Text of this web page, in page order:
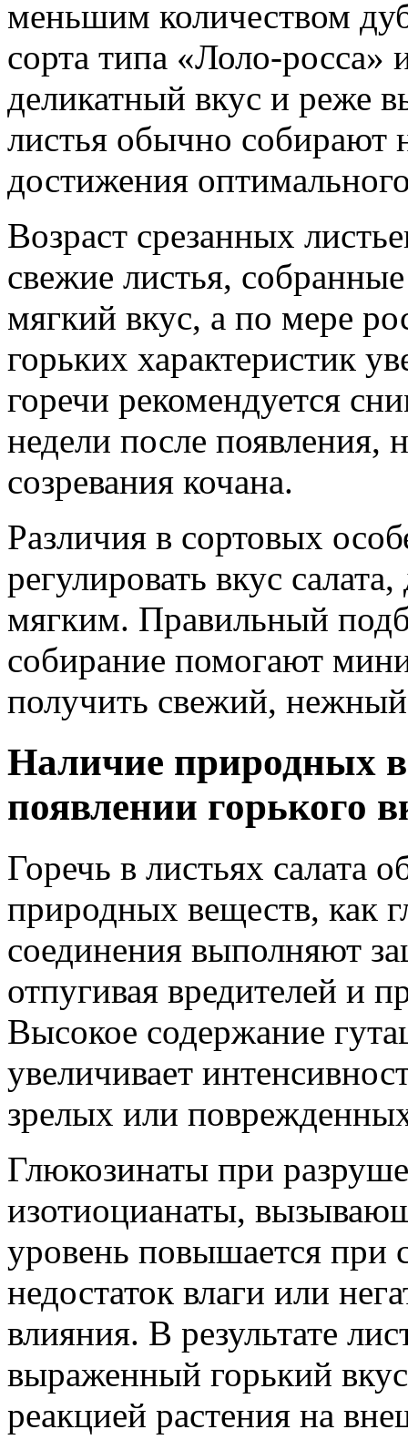
меньшим количеством
сорта типа «Лоло-
деликатный вкус и реже
листья обычно собирают
достижения
Возраст срезанных
свежие листья,
мягкий вкус, а по мере
горьких характеристик
горечи рекомендуется
недели после появления,
созревания кочана.
Различия в сортовых
регулировать вкус
мягким. Правильный
собирание помогают
получить свежий,
Наличие природных
появлении горького
Горечь в листьях салата
природных веществ, как
соединения выполняют
отпугивая вредителей и
Высокое содержание
увеличивает
зрелых или
Глюкозинаты при
изотиоцианаты,
уровень повышается при
недостаток влаги или
влияния. В результате
выраженный горький
реакцией растения на